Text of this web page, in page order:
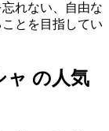
れない、自由な
とを目指してい
ャ の人気